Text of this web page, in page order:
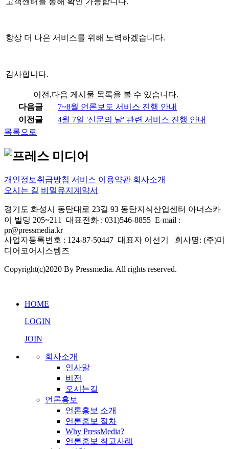
항상 더 나은 서비스를 위해 노력하겠습니다.
감사합니다.
이전,다음 게시물 목록을 볼 수 있습니다.
다음글
7~8월 언론보도 서비스 진행 안내
이전글
4월 7일 '신문의 날' 관련 서비스 진행 안내
목록으로
개인정보취급방침 서비스 이용약관 회사소개
오시는 길 비밀유지계약서
경기도 화성시 동탄대로 23길 93 동탄지식산업센터 아너스카
이 빌딩 205~211 대표전화 : 031)546-8855 E-mail :
pr@pressmedia.kr
사업자등록번호 : 124-87-50447 대표자 이선기 회사명: (주)미
디어코어시스템즈
Copyright(c)2020 By Pressmedia. All rights reserved.
프레스미디어 AI 상담
HOME
LOGIN
JOIN
회사소개
인사말
비전
오시는길
언론홍보
언론홍보 소개
언론홍보 절차
Why PressMedia?
언론홍보 참고사례